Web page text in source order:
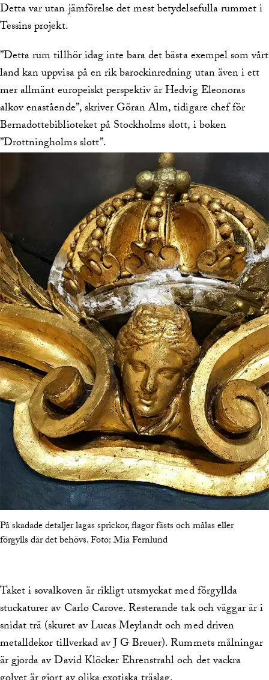
Detta var utan jämförelse det mest betydelsefulla rummet i
Tessins projekt.
”Detta rum tillhör idag inte bara det bästa exempel som vårt
land kan uppvisa på en rik barockinredning utan även i ett
mer allmänt europeiskt perspektiv är Hedvig Eleonoras
alkov enastående”, skriver Göran Alm, tidigare chef för
Bernadottebiblioteket på Stockholms slott, i boken
”Drottningholms slott”.
På skadade detaljer lagas sprickor, flagor fästs och målas eller
förgylls där det behövs.Foto:Mia Fernlund
Taket i sovalkoven är rikligt utsmyckat med förgyllda
stuckaturer av Carlo Carove. Resterande tak och väggar är i
snidat trä (skuret av Lucas Meylandt och med driven
metalldekor tillverkad av J G Breuer). Rummets målningar
är gjorda av David Klöcker Ehrenstrahl och det vackra